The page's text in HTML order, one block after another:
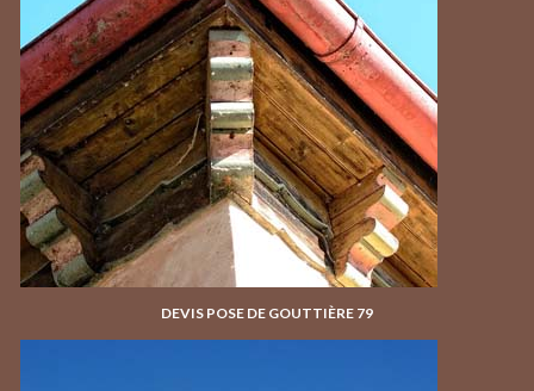
DEVIS POSE DE GOUTTIÈRE 79